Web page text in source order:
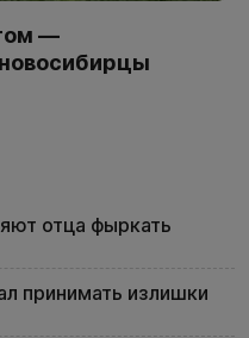
—
отца фыркать
принимать излишки